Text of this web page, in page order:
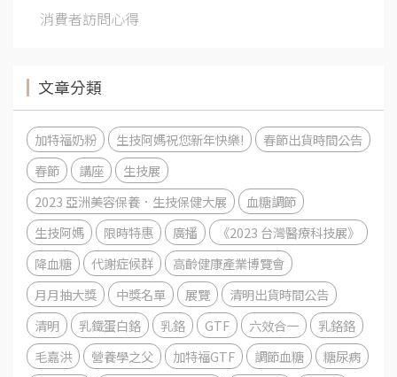
消費者訪問心得
文章分類
加特福奶粉 生技阿媽祝您新年快樂!
春節出貨時間公告
春節
講座
生技展
2023 亞洲美容保養．生技保健大展
血糖調節
生技阿媽
限時特惠 廣播
《2023 台灣醫療科技展》
降血糖
代謝症候群
高齡健康產業博覽會
月月抽大獎
中獎名單 展覽
清明出貨時間公告
清明
乳鐵蛋白鉻 乳鉻 GTF 六效合一
乳鉻鉻
毛嘉洪
營養學之父 加特福GTF 調節血糖
糖尿病